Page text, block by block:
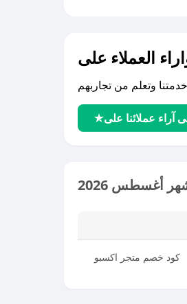
أغسطس 2026
كود خصم متجر اكسبو